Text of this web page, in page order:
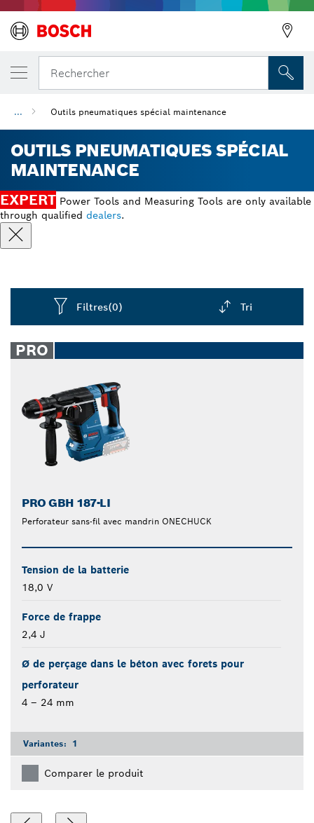
Rechercher
... Outils pneumatiques spécial maintenance
OUTILS PNEUMATIQUES SPÉCIAL
MAINTENANCE
EXPERT Power Tools and Measuring Tools are only available
through qualified dealers.
Filtres(0) Tri
closed
PRO
PRO GBH 187-LI
Perforateur sans-fil avec mandrin ONECHUCK
Tension de la batterie
18,0 V
Force de frappe
2,4 J
Ø de perçage dans le béton avec forets pour
perforateur
4 – 24 mm
Variantes: 1
Comparer le produit